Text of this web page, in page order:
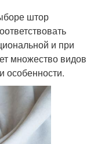
штор
и при
множество видов
особенности.